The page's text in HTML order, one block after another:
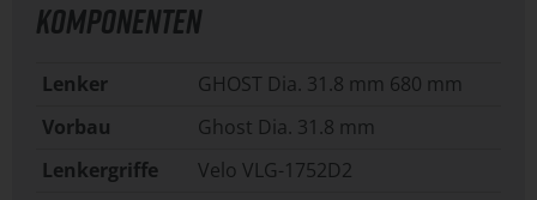
KOMPONENTEN
Lenker
GHOST Dia. 31.8 mm 680 mm
Vorbau
Ghost Dia. 31.8 mm
Lenkergriffe
Velo VLG-1752D2